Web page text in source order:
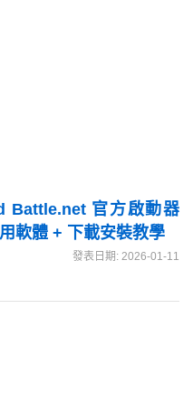
Battle.net 官方啟動器
軟體 + 下載安裝教學
發表日期: 2026-01-11